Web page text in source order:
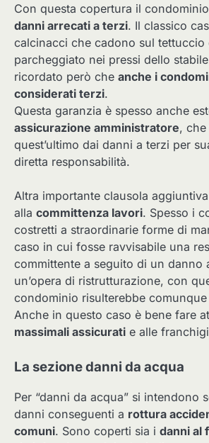
Con questa copertura il
danni arrecati a terzi. Il classico
calcinacci che cadono sul
parcheggiato nei pressi dello
ricordato però che anche i
considerati terzi.
Questa garanzia è spesso anche
assicurazione amministratore, che
quest’ultimo dai danni a terzi per
diretta responsabilità.
Altra importante clausola
alla committenza lavori. Spesso i
costretti a straordinarie forme di
caso in cui fosse ravvisabile una
committente a seguito di un danno
un’opera di ristrutturazione, con
condominio risulterebbe
Anche in questo caso è bene fare
massimali assicurati e alle
La sezione danni da acqua
Per “danni da acqua” si intendono
danni conseguenti a rottura
comuni. Sono coperti sia i danni al